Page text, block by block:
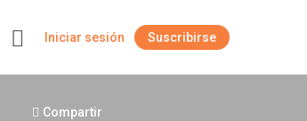
Iniciar sesión Suscribirse
Compartir